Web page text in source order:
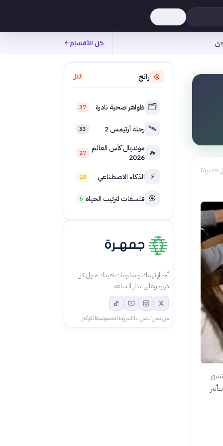
كل الأقسام
رائج الكل
🗂️ ظواهر صحية نادرة 37
🛰️ رحلة أرتيمس 2 33
🔥 مونديال كأس العالم
2026
27
⚡ الذكاء الاصطناعي 18
🎯 فلسفات لترتيب الحياة 6
أخبار تهمك ومعلومات تفيدك حول كل
شيء وعلى مدار الساعة
من نحناتصل بناالشروطالخصوصيةالكوكيز